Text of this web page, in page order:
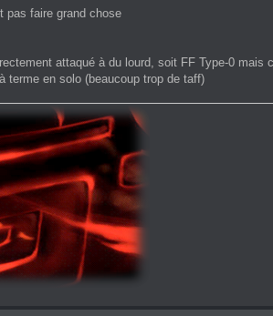
pas faire grand chose
attaqué à du lourd, soit FF Type-0 mais
terme en solo (beaucoup trop de taff)